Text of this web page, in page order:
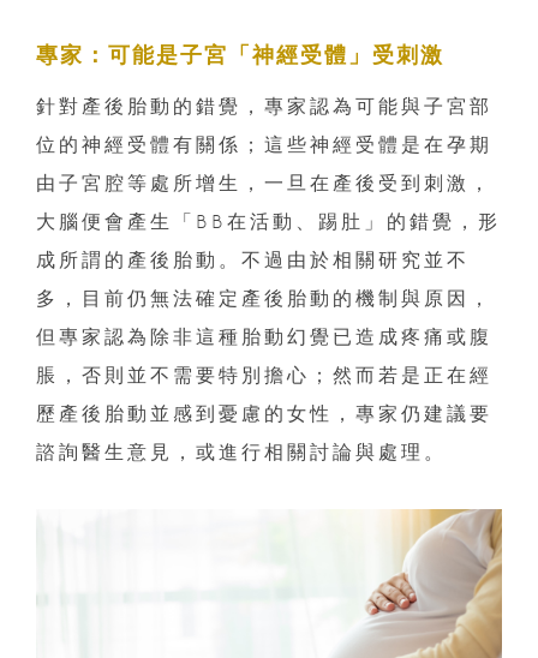
專家：可能是子宮「神經受體」受刺激
針對產後胎動的錯覺，專家認為可能與子宮部
位的神經受體有關係；這些神經受體是在孕期
由子宮腔等處所增生，一旦在產後受到刺激，
大腦便會產生「BB在活動、踢肚」的錯覺，形
成所謂的產後胎動。不過由於相關研究並不
多，目前仍無法確定產後胎動的機制與原因，
但專家認為除非這種胎動幻覺已造成疼痛或腹
脹，否則並不需要特別擔心；然而若是正在經
歷產後胎動並感到憂慮的女性，專家仍建議要
諮詢醫生意見，或進行相關討論與處理。